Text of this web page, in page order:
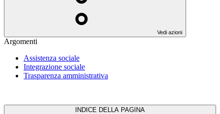
Vedi azioni
Argomenti
Assistenza sociale
Integrazione sociale
Trasparenza amministrativa
INDICE DELLA PAGINA